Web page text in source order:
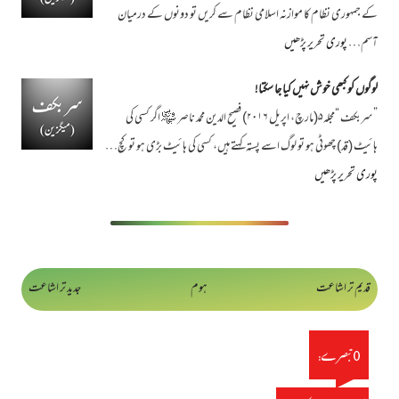
کے جمہوری نظام کا موازنہ اسلامی نظام سے کریں تو دونوں کے درمیان
آسم…پوری تحریر پڑھیں
لوگوں کو کبھی خوش نہیں کیا جا سکتا!
”سربکف “مجلہ۵(مارچ، اپریل ۲۰۱۶) فصیح الدین محمد ناصر ﷾ اگر کسی کی
ہائیٹ (قد) چھوٹی ہو تو لوگ اسے پستہ کہتے ہیں، کسی کی ہائیٹ بڑی ہو تو کچ…
پوری تحریر پڑھیں
جدید تر اشاعت قدیم تر اشاعت ہوم
0 تبصرے: